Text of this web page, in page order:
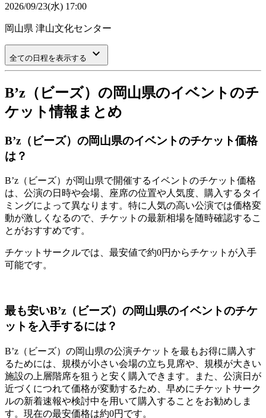
2026/09/23(水) 17:00
岡山県 津山文化センター
全ての日程を表示する keyboard_arrow_down
B’z（ビーズ）の岡山県のイベントのチ
ケット情報まとめ
B’z（ビーズ）の岡山県のイベントのチケット価格
は？
B’z（ビーズ）が岡山県で開催するイベントのチケット価格
は、公演の日時や会場、座席の位置や人気度、購入するタイ
ミングによって異なります。特に人気の高い公演では価格変
動が激しくなるので、チケットの最新相場を随時確認するこ
とがおすすめです。
チケットサークルでは、最安値で約0円からチケットが入手
可能です。
最も安いB’z（ビーズ）の岡山県のイベントのチケ
ットを入手するには？
B’z（ビーズ）の岡山県の公演チケットを最もお得に購入す
るためには、規模が小さい会場の立ち見席や、規模が大きい
施設の上層階席を狙うと安く購入できます。また、公演日が
近づくにつれて価格が変動するため、早めにチケットサーク
ルの新着速報や検討中を用いて購入することをお勧めしま
す。現在の最安価格は約0円です。